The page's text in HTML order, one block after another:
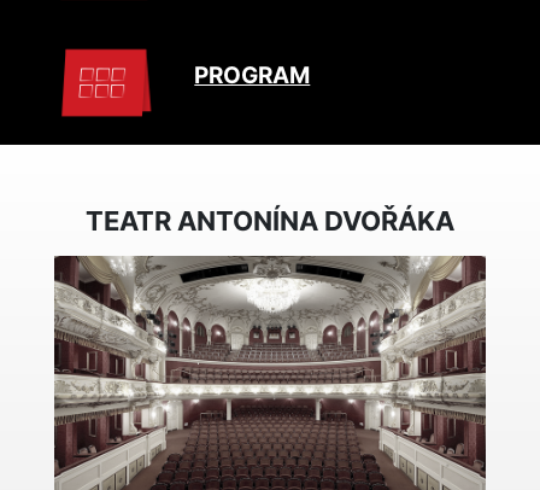
PROGRAM
TEATR ANTONÍNA DVOŘÁKA